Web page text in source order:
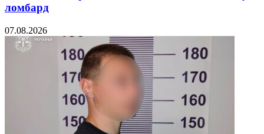
ломбард
07.08.2026